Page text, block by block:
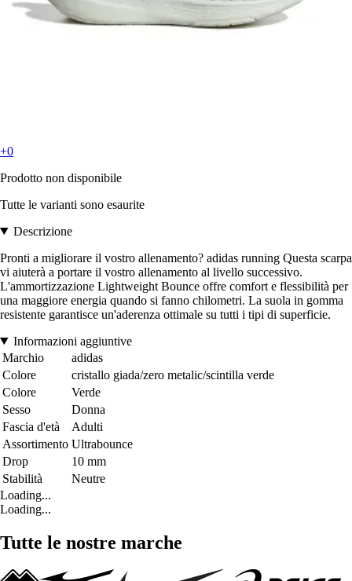
+0
Prodotto non disponibile
Tutte le varianti sono esaurite
Descrizione
Pronti a migliorare il vostro allenamento? adidas running Questa scarpa
vi aiuterà a portare il vostro allenamento al livello successivo.
L'ammortizzazione Lightweight Bounce offre comfort e flessibilità per
una maggiore energia quando si fanno chilometri. La suola in gomma
resistente garantisce un'aderenza ottimale su tutti i tipi di superficie.
Informazioni aggiuntive
Marchio
adidas
Colore
cristallo giada/zero metalic/scintilla verde
Colore
Verde
Sesso
Donna
Fascia d'età
Adulti
Assortimento Ultrabounce
Drop
10 mm
Stabilità
Neutre
Loading...
Loading...
Tutte le nostre marche